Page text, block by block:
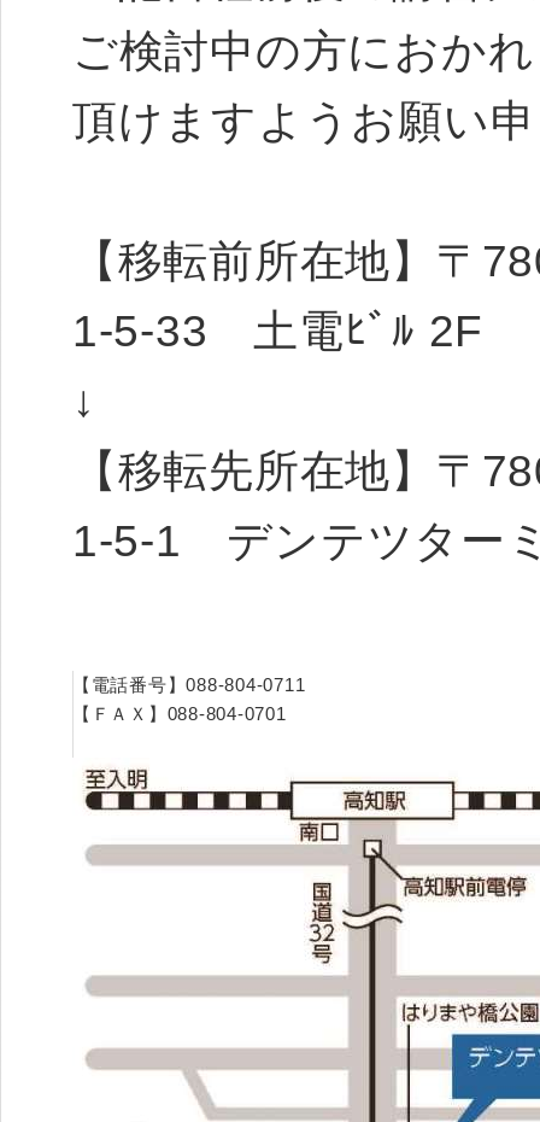
ご検討中の方におか
頂けますようお願い
【移転前所在地】〒
1-5-33 土電ﾋﾞﾙ 2F
↓
【移転先所在地】〒
1-5-1 デンテツター
【電話番号】088-804-0711
【ＦＡＸ】088-804-0701